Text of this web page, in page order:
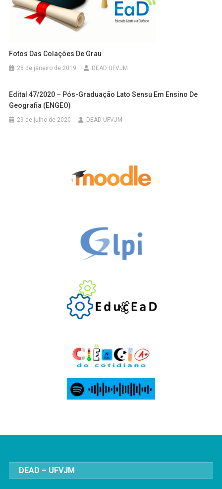
Fotos Das Colações De Grau
28 de janeiro de 2019 DEAD UFVJM
Edital 47/2020 – Pós-Graduação Lato Sensu Em Ensino De
Geografia (ENGEO)
29 de julho de 2020 DEAD UFVJM
DEAD – UFVJM